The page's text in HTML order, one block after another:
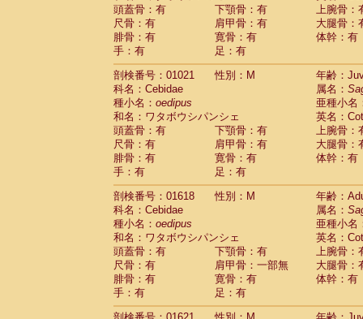
Cebidae Cebusspp.(0)
Cebidae Saimiri boliviensis
Cebidae Saimiri sciureus
Atelidae Alouatta caraya
AtelidaeAlouatta fusca
AtelidaeAlouatta seniculus
Atelidae
Atelidae Ateles belzebuth
Atelidae Ateles geoffroyi
Atelidae Ateles paniscus
Atelidae Atelesspp.
Atelidae Lagothrix lagothricha
AtelidaeLagothrix lagothricha cana(0)
Pitheciidae
Cacajao calvus
Pitheciidae
Callicebus cupreus(0)
Pitheciidae Callicebus donacophilus(0)
PitheciidaeCallicebus moloch(0)
Pitheciidae Callicebus torquatus(0)
Pitheciidae Callicebusspp.
Pitheciidae Chiropotes satanas
Pitheciidae Pithecia monachus
Pitheciidae Pithecia pithecia (0)
頭蓋骨：有
下顎骨：有
上腕骨：
尺骨：有
肩甲骨：有
大腿骨：
腓骨：有
寛骨：有
体幹：有
手：有
足：有
剖検番号：01021
性別：M
年齢：
科名：Cebidae
属名：
種小名： oedipus
亜種小名
和名：ワタボウシパンシェ
英名：
頭蓋骨：有
下顎骨：有
上腕骨：
尺骨：有
肩甲骨：有
大腿骨：
腓骨：有
寛骨：有
体幹：有
手：有
足：有
剖検番号：01618
性別：M
年齢：
科名：Cebidae
属名：
種小名： oedipus
亜種小名
和名：ワタボウシパンシェ
英名：
頭蓋骨：有
下顎骨：有
上腕骨：
尺骨：有
肩甲骨：一部無
大腿骨：
腓骨：有
寛骨：有
体幹：有
手：有
足：有